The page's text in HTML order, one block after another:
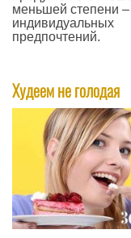
меньшей степени
индивидуальных
предпочтений.
Худеем не голодая